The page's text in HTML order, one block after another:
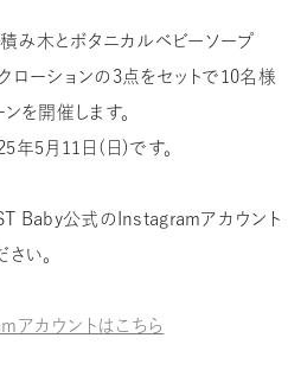
み木とボタニカルベビーソープ
ローションの3点をセットで10名様
を開催します。
5月11日（日）です。
Baby公式のInstagramアカウント
い。
カウントはこちら